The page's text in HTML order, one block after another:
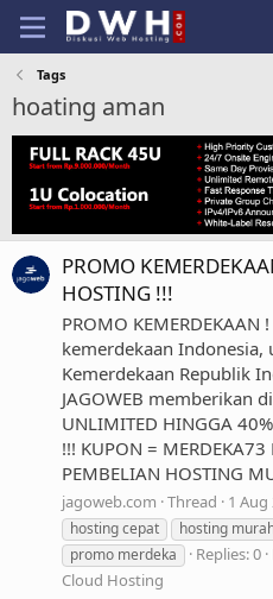
Tags
hoating aman
PROMO
HOSTING !!!
PROMO
kemerdekaan Indonesia,
Kemerdekaan Republik
JAGOWEB memberikan
UNLIMITED HINGGA
!!! KUPON =
PEMBELIAN HOSTING
jagoweb.com Thread 1 Aug
hosting cepat
hosting
promo merdeka
Replies: 0
Cloud Hosting